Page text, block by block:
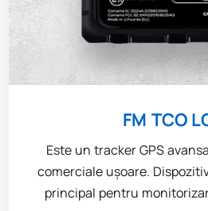
FM TCO
Este un tracker GPS
comerciale ușoare.
principal pentru